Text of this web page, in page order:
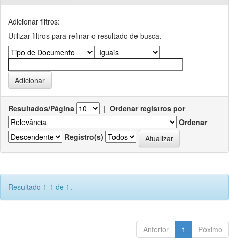
Adicionar filtros:
Utilizar filtros para refinar o resultado de busca.
Resultados/Página | Ordenar registros por
Ordenar
Registro(s)
Resultado 1-1 de 1.
Anterior 1 Póximo